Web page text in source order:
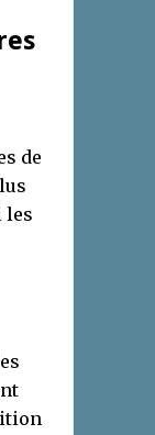
de
les